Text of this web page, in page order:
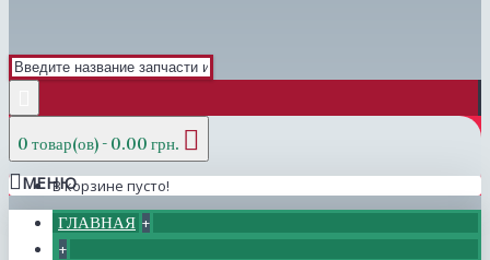
0 товар(ов) - 0.00 грн.
В корзине пусто!
МЕНЮ
ГЛАВНАЯ +
+